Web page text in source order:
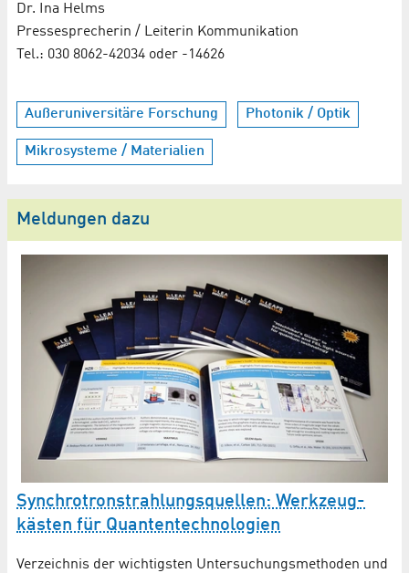
Dr. Ina Helms
Pressesprecherin / Leiterin Kommunikation
Tel.: 030 8062-42034 oder -14626
Außeruniversitäre Forschung Photonik / Optik
Mikrosysteme / Materialien
Meldungen dazu
Synchrotron­strahlungs­quellen: Werkzeug­
kästen für Quanten­technologien
Verzeichnis der wichtigsten Untersuchungs­methoden und